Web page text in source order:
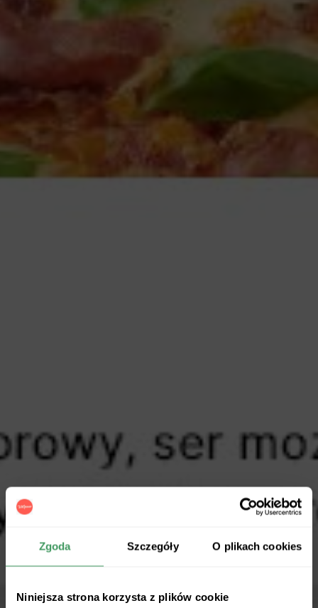
Zgoda Szczegóły O plikach cookies
Niniejsza strona korzysta z plików cookie